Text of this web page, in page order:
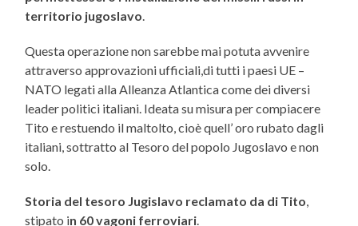
territorio jugoslavo.
Questa operazione non sarebbe mai potuta avvenire
attraverso approvazioni ufficiali,di tutti i paesi UE –
NATO legati alla Alleanza Atlantica come dei diversi
leader politici italiani. Ideata su misura per compiacere
Tito e restuendo il maltolto, cioè quell’ oro rubato dagli
italiani, sottratto al Tesoro del popolo Jugoslavo e non
solo.
Storia del tesoro Jugislavo reclamato da di Tito,
stipato in 60 vagoni ferroviari.